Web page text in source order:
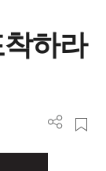
하라